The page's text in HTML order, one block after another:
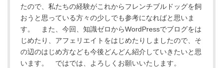
たので、私たちの経験がこれからフレンチブルドッグを飼
おうと思っている方々の少しでも参考になればと思いま
す。 また、今回、知識ゼロからWordPressでブログをは
じめたり、アフェリエイトをはじめたりしましたので、そ
の辺のはじめ方なども今後どんどん紹介していきたいと思
います。 ではでは、よろしくお願いいたします。